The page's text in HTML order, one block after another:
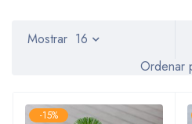
Ordenar
Mostrar 16
-15%